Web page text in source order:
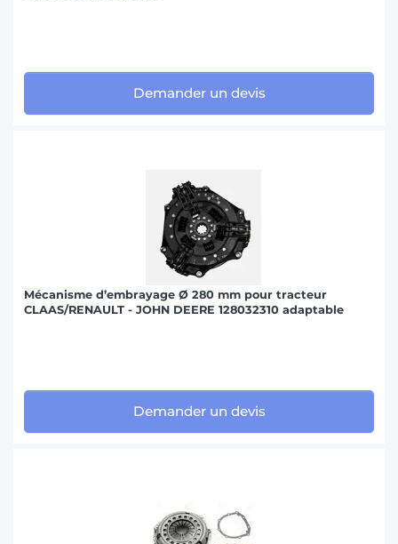
Demander un devis
Mécanisme d’embrayage Ø 280 mm pour tracteur
CLAAS/RENAULT - JOHN DEERE 128032310 adaptable
Demander un devis